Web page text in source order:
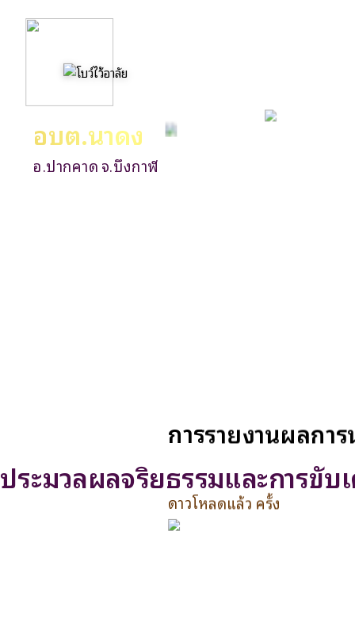
อบต.นาดง
อ.ปากคาด จ.บึงกาฬ
ประมวลผลจริยธรรมและการขับ
การรายงานผลกา
ดาวโหลดแล้ว ครั้ง